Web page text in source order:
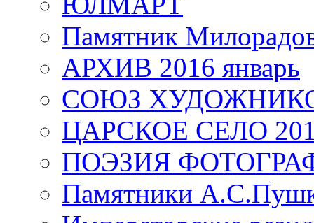
Памятник
АРХИВ 2016 январь
СОЮЗ
ЦАРСКОЕ СЕЛО
ПОЭЗИЯ
Памятники